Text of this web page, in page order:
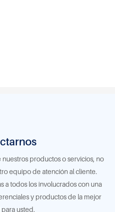
productos o servicios, no
equipo de atención al cliente.
a todos los involucrados con una
y productos de la mejor
usted.